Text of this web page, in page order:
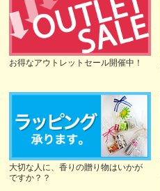
お得なアウトレットセール開催中！
大切な人に、香りの贈り物はいかが
ですか？？